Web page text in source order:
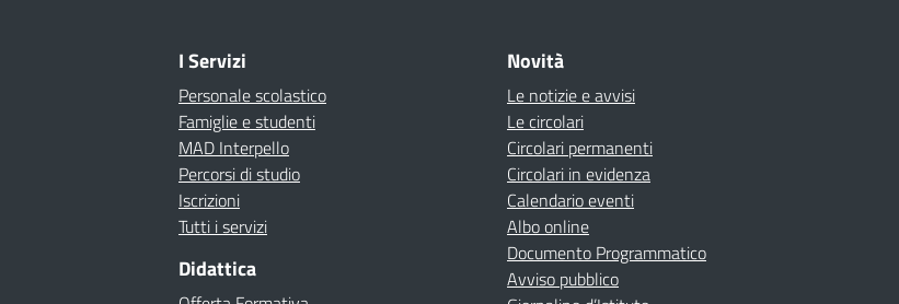
I Servizi
Personale scolastico
Famiglie e studenti
MAD Interpello
Percorsi di studio
Iscrizioni
Tutti i servizi
Didattica
Novità
Le notizie e avvisi
Le circolari
Circolari permanenti
Circolari in evidenza
Calendario eventi
Albo online
Documento Programmatico
Avviso pubblico